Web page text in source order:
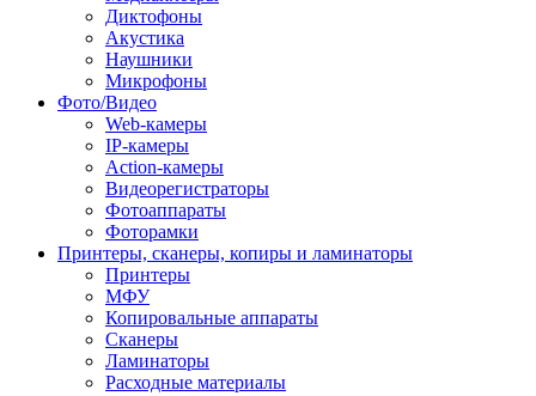
Диктофоны
Акустика
Наушники
Микрофоны
Фото/Видео
Web-камеры
IP-камеры
Action-камеры
Видеорегистраторы
Фотоаппараты
Фоторамки
Принтеры, сканеры, копиры и ламинаторы
Принтеры
МФУ
Копировальные аппараты
Сканеры
Ламинаторы
Расходные материалы